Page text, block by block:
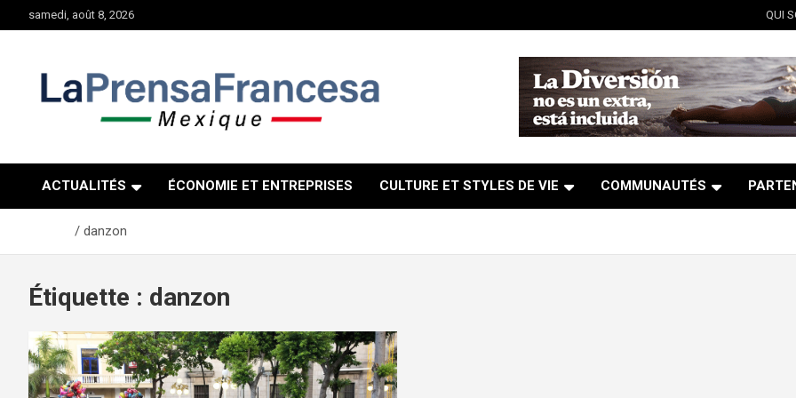
au
samedi, août 8, 2026 QUI
ACTUALITÉS ÉCONOMIE ET ENTREPRISES CULTURE ET STYLES DE VIE COMMUNAUTÉS
danzon
Étiquette : danzon